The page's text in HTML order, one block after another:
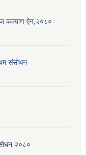
कल्याण ऐन,२०८०
संसोधन
२०८०